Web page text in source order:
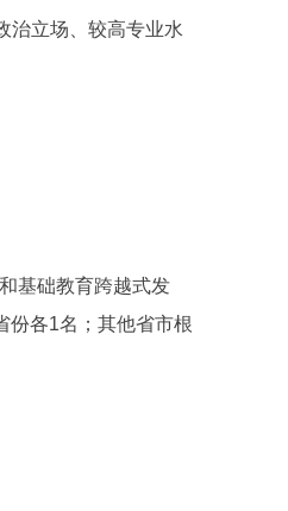
治立场、较高专业水
基础教育跨越式发
份各1名；其他省市根